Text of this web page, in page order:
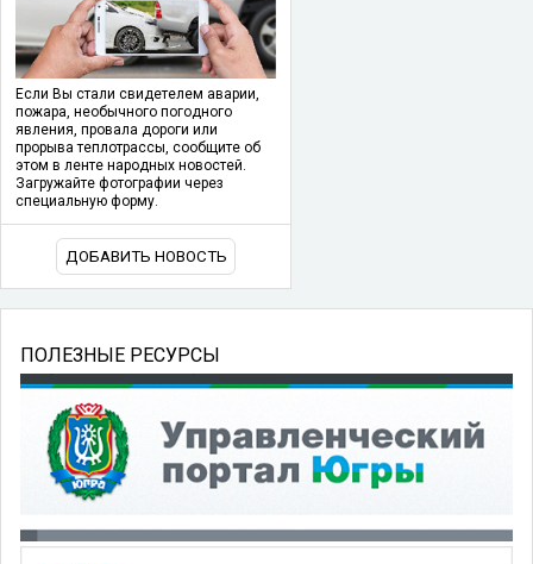
Если Вы стали свидетелем аварии,
пожара, необычного погодного
явления, провала дороги или
прорыва теплотрассы, сообщите об
этом в ленте народных новостей.
Загружайте фотографии через
специальную форму.
ДОБАВИТЬ НОВОСТЬ
ПОЛЕЗНЫЕ РЕСУРСЫ